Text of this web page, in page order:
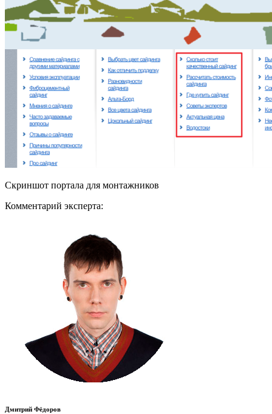
Скриншот портала для монтажников
Комментарий эксперта:
Дмитрий Фёдоров